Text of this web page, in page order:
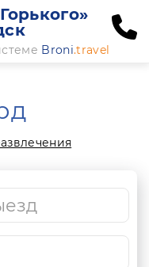
Broni.travel